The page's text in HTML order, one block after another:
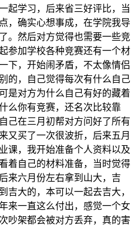
起学习，后来省三好评比，当
，确实心想事成，在学院我导
。然后对方觉得也需要一些竞
参加学校各种竞赛还有一个材
下，开始闹矛盾，不太像情侣
的，自己觉得每次有什么自己
是对方为什么自己有好的藏着
么你有竞赛，还名次比较靠
己在三月初帮对方问好了所有
又买了一次很波折，后来五月
课，我开始准备个人资料以及
着自己的材料准备，当时觉得
来六月份左右拿到山大，吉
吉大的，本可以一起去吉大，
来一直这么付出，感觉一个女
吵架都会被对方丢弃，真的害